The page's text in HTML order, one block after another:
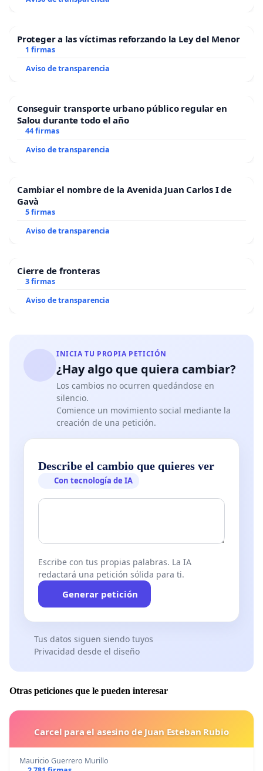
Proteger a las víctimas reforzando la Ley del Menor
1 firmas
Aviso de transparencia
Conseguir transporte urbano público regular en
Salou durante todo el año
44 firmas
Aviso de transparencia
Cambiar el nombre de la Avenida Juan Carlos I de
Gavà
5 firmas
Aviso de transparencia
Cierre de fronteras
3 firmas
Aviso de transparencia
INICIA TU PROPIA PETICIÓN
¿Hay algo que quiera cambiar?
Los cambios no ocurren quedándose en
silencio.
Comience un movimiento social mediante la
creación de una petición.
Describe el cambio que quieres ver
Con tecnología de IA
Escribe con tus propias palabras. La IA
redactará una petición sólida para ti.
Generar petición
Tus datos siguen siendo tuyos
Privacidad desde el diseño
Otras peticiones que le pueden interesar
Carcel para el asesino de Juan Esteban Rubio
Mauricio Guerrero Murillo